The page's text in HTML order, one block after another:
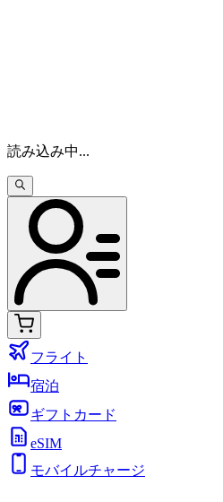
読み込み中...
フライト
宿泊
ギフトカード
eSIM
モバイルチャージ